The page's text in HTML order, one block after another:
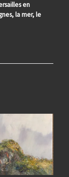
en
la mer, le